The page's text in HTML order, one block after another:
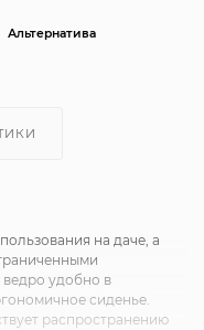
Альтернатива
на даче, а
удобно в
сиденье.
распространению